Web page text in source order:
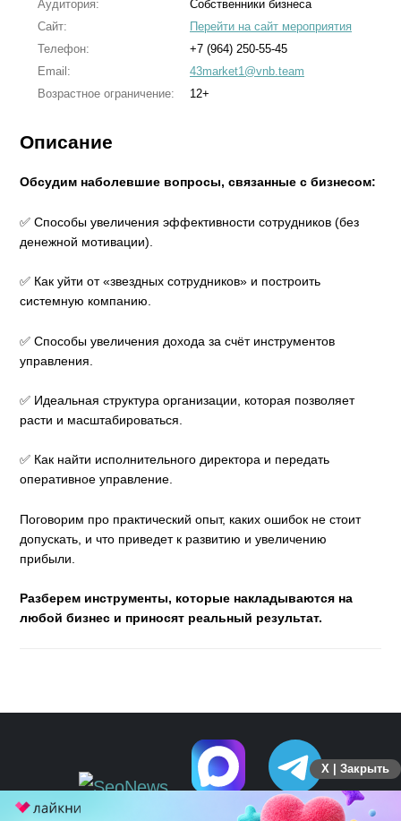
Аудитория:
Собственники бизнеса
Сайт:
Перейти на сайт мероприятия
Телефон:
+7 (964) 250-55-45
Email:
43market1@vnb.team
Возрастное ограничение:
12+
Описание
Обсудим наболевшие вопросы, связанные с бизнесом:
✅ Способы увеличения эффективности сотрудников (без
денежной мотивации).
✅ Как уйти от «звездных сотрудников» и построить
системную компанию.
✅ Способы увеличения дохода за счёт инструментов
управления.
✅ Идеальная структура организации, которая позволяет
расти и масштабироваться.
✅ Как найти исполнительного директора и передать
оперативное управление.
Поговорим про практический опыт, каких ошибок не стоит
допускать, и что приведет к развитию и увеличению
прибыли.
Разберем инструменты, которые накладываются на
любой бизнес и приносят реальный результат.
X | Закрыть